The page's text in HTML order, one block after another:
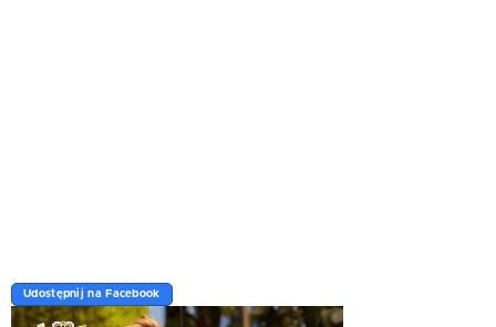
Udostępnij na Facebook